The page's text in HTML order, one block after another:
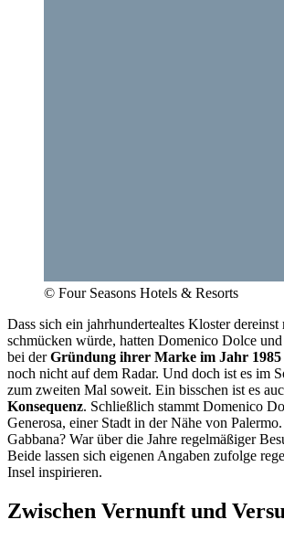
© Four Seasons Hotels & Resorts
Dass sich ein jahrhundertealtes Kloster
schmücken würde, hatten Domenico Dolce und
bei derGründung ihrer Marke im Jahr 1985
noch nicht auf dem Radar. Und doch ist es im
zum zweiten Mal soweit. Ein bisschen ist es
Konsequenz. Schließlich stammt Domenico
Generosa, einer Stadt in der Nähe von
Gabbana? War über die Jahre regelmäßiger
Beide lassen sich eigenen Angaben zufolge
Insel inspirieren.
Zwischen Vernunft und